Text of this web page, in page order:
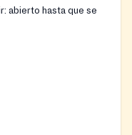
abierto hasta que se